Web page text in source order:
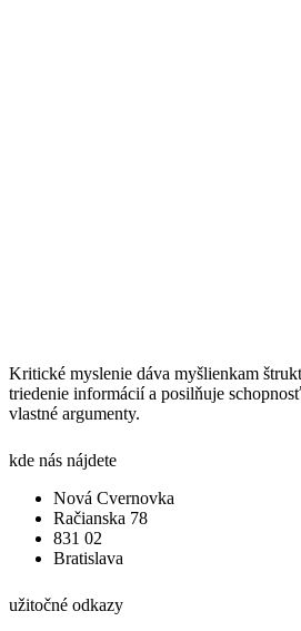
Kritické myslenie dáva myšlienkam
triedenie informácií a posilňuje
vlastné argumenty.
kde nás nájdete
Nová Cvernovka
Račianska 78
831 02
Bratislava
užitočné odkazy